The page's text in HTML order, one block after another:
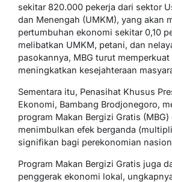
sekitar 820.000 pekerja dari sektor
dan Menengah (UMKM), yang akan
pertumbuhan ekonomi sekitar 0,10
melibatkan UMKM, petani, dan
pasokannya, MBG turut
meningkatkan kesejahteraan
Sementara itu, Penasihat Khusus
Ekonomi, Bambang Brodjonegoro,
program Makan Bergizi Gratis (MBG)
menimbulkan efek berganda
signifikan bagi perekonomian
Program Makan Bergizi Gratis juga
penggerak ekonomi lokal,